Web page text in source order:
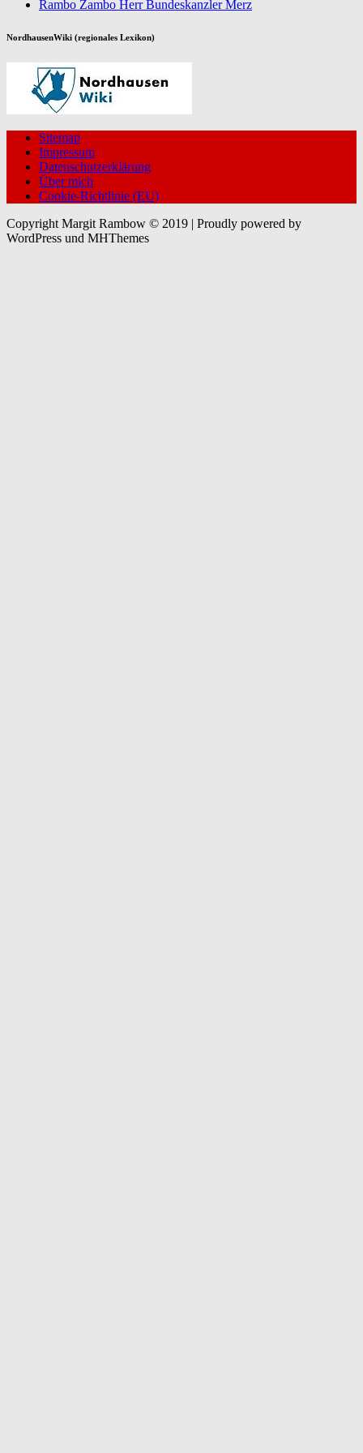
Rambo Zambo Herr Bundeskanzler Merz
NordhausenWiki (regionales Lexikon)
Sitemap
Impressum
Datenschutzerklärung
Über mich
Cookie-Richtlinie (EU)
Copyright Margit Rambow © 2019 | Proudly powered by
WordPress und MHThemes